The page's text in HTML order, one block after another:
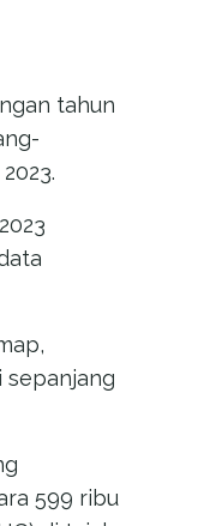
tahun
sepanjang
599 ribu